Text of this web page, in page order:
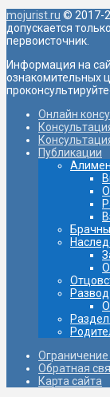
mojurist.ru © 2017-
допускается
первоисточник.
Информация на
ознакомительных
Онлайн
Публикации
Развод
Ограничение
Обратная
Карта сайта